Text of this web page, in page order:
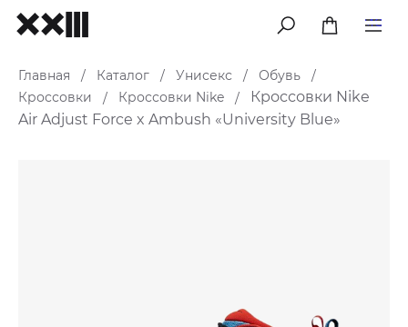
меню
Главная / Каталог / Унисекс / Обувь
/
Кроссовки
/ Кроссовки Nike /
Кроссовки Nike
Air Adjust Force x Ambush «University Blue»